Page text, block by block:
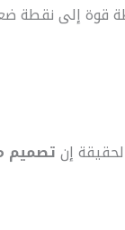
قوة إلى نقطة
إنتصميم